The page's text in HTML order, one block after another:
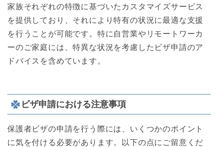
家族それぞれの特徴に基づいたカスタマイズサービス
を提供しており、それにより特有の状況に最適な支援
を行うことが可能です。特に自営業やリモートワーカ
ーのご家庭には、特異な状況を考慮したビザ申請のア
ドバイスを含めています。
ビザ申請における注意事項
保護者ビザの申請を行う際には、いくつかのポイント
に気を付ける必要があります。以下の点にご留意くだ